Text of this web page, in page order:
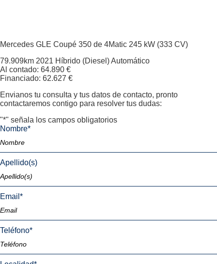
Mercedes GLE Coupé 350 de 4Matic 245 kW (333 CV)
79.909km 2021 Híbrido (Diesel)Automático
Al contado: 64.890 €
Financiado: 62.627 €
Envianos tu consulta y tus datos de contacto, pronto
contactaremos contigo para resolver tus dudas:
"*" señala los campos obligatorios
Nombre*
Apellido(s)
Email *
Teléfono*